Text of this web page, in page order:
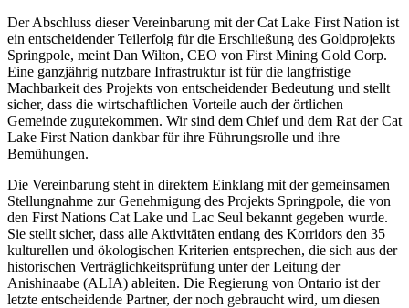
Der Abschluss dieser Vereinbarung mit der Cat Lake First Nation ist
ein entscheidender Teilerfolg für die Erschließung des Goldprojekts
Springpole, meint Dan Wilton, CEO von First Mining Gold Corp.
Eine ganzjährig nutzbare Infrastruktur ist für die langfristige
Machbarkeit des Projekts von entscheidender Bedeutung und stellt
sicher, dass die wirtschaftlichen Vorteile auch der örtlichen
Gemeinde zugutekommen. Wir sind dem Chief und dem Rat der Cat
Lake First Nation dankbar für ihre Führungsrolle und ihre
Bemühungen.
Die Vereinbarung steht in direktem Einklang mit der gemeinsamen
Stellungnahme zur Genehmigung des Projekts Springpole, die von
den First Nations Cat Lake und Lac Seul bekannt gegeben wurde.
Sie stellt sicher, dass alle Aktivitäten entlang des Korridors den 35
kulturellen und ökologischen Kriterien entsprechen, die sich aus der
historischen Verträglichkeitsprüfung unter der Leitung der
Anishinaabe (ALIA) ableiten. Die Regierung von Ontario ist der
letzte entscheidende Partner, der noch gebraucht wird, um diesen